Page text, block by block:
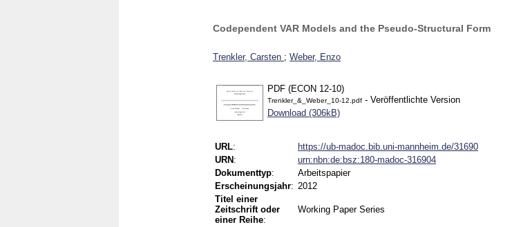
Codependent VAR Models and the Pseudo-Structural Form
Trenkler, Carsten ; Weber, Enzo
PDF (ECON 12-10)
Trenkler_&_Weber_10-12.pdf - Veröffentlichte Version
Download (306kB)
URL:
https://ub-madoc.bib.uni-mannheim.de/31690
URN :
urn:nbn:de:bsz:180-madoc-316904
Dokumenttyp:
Arbeitspapier
Erscheinungsjahr: 2012
Titel einer
Zeitschrift oder
einer Reihe:
Working Paper Series